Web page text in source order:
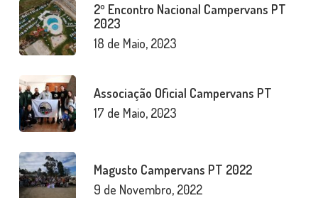
2º Encontro Nacional Campervans PT
2023
18 de Maio, 2023
Associação Oficial Campervans PT
17 de Maio, 2023
Magusto Campervans PT 2022
9 de Novembro, 2022